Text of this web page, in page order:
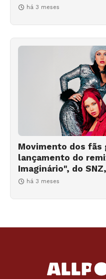
há 3 meses
Movimento dos fãs
lançamento do
Imaginário", do
há 3 meses